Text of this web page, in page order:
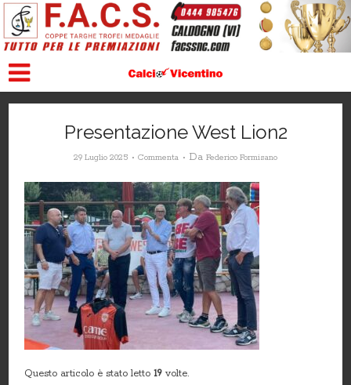
Presentazione West Lion2
29 Luglio 2025 Commenta Da Federico Formisano
Questo articolo è stato letto19 volte.